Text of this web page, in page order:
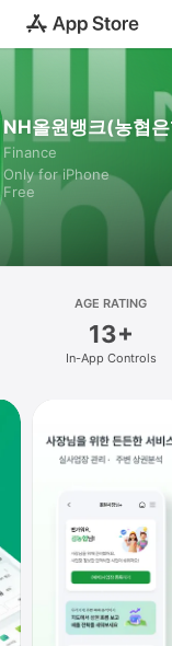
NH올원뱅크(농협
Finance
Only for iPhone
Free
AGE RATING
13+
In-App Controls